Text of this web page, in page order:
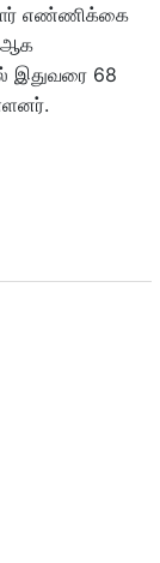
எண்ணிக்கை
ஆக
இதுவரை 68